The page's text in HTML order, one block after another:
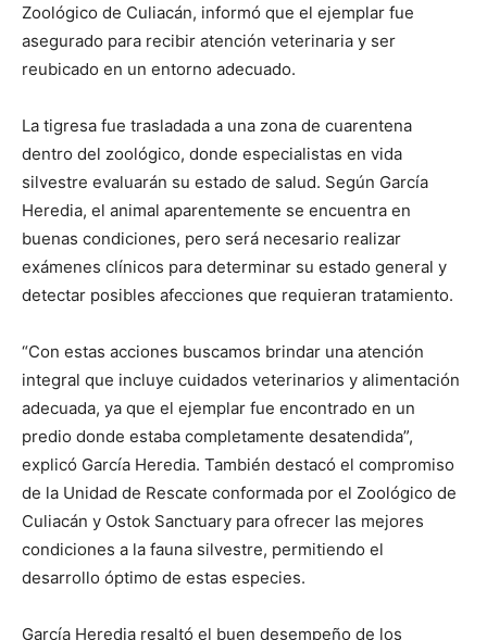
Zoológico de Culiacán, informó que el ejemplar fue
asegurado para recibir atención veterinaria y ser
reubicado en un entorno adecuado.
La tigresa fue trasladada a una zona de cuarentena
dentro del zoológico, donde especialistas en vida
silvestre evaluarán su estado de salud. Según García
Heredia, el animal aparentemente se encuentra en
buenas condiciones, pero será necesario realizar
exámenes clínicos para determinar su estado general y
detectar posibles afecciones que requieran tratamiento.
“Con estas acciones buscamos brindar una atención
integral que incluye cuidados veterinarios y alimentación
adecuada, ya que el ejemplar fue encontrado en un
predio donde estaba completamente desatendida”,
explicó García Heredia. También destacó el compromiso
de la Unidad de Rescate conformada por el Zoológico de
Culiacán y Ostok Sanctuary para ofrecer las mejores
condiciones a la fauna silvestre, permitiendo el
desarrollo óptimo de estas especies.
García Heredia resaltó el buen desempeño de los